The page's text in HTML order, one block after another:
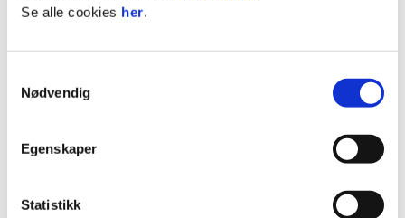
Se alle cookies her.
Nødvendig
Egenskaper
Statistikk
27.6.2026
OBOS-ligaen 2026 Runde 13